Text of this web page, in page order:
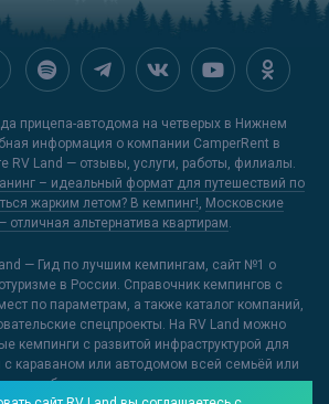
прицепа-автодома на четверых в Нижнем
информация о компании CamperRent в
RV Land — отзывы, услуги, работы, филиалы.
– идеальный формат для путешествий по
жарким летом? В кемпинг!, Московские
отличная альтернатива квартирам.
— Гид по лучшим кемпингам, сайт №1 о
в России. Справочник кемпингов с
по параметрам, а также каталог компаний,
спецпроекты. На RV Land можно
кемпинги с развитой инфраструктурой для
с караваном или автодомом всей семьёй или
и необычные места, куда можно отправиться